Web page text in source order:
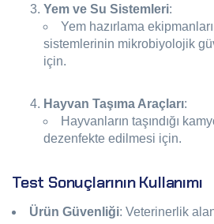
Yem ve Su Sistemleri:
Yem hazırlama
sistemlerinin mikrobiyolojik
için.
Hayvan Taşıma Araçları:
Hayvanların taşındığı
dezenfekte edilmesi için.
Test Sonuçlarının Kullanımı
Ürün Güvenliği: Veterinerlik